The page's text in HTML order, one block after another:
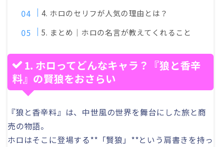
4. ホロのセリフが人気の理由とは？
5. まとめ｜ホロの名言が教えてくれること
1. ホロってどんなキャラ？『狼と香辛
料』の賢狼をおさらい
『狼と香辛料』は、中世風の世界を舞台にした旅と商
売の物語。
ホロはそこに登場する**「賢狼」**という肩書きを持っ